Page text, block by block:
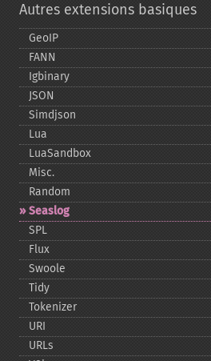
Autres extensions basiques
GeoIP
FANN
Igbinary
JSON
Simdjson
Lua
LuaSandbox
Misc.
Random
Seaslog
SPL
Flux
Swoole
Tidy
Tokenizer
URI
URLs